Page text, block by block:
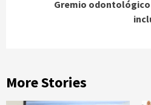
Gremio
More Stories